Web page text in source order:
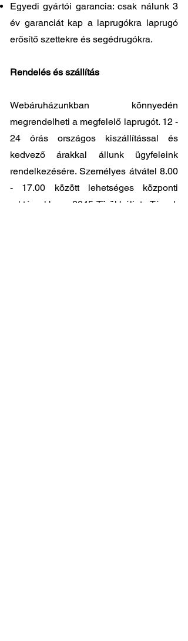
Egyedi gyártói garancia: csak nálunk 3
év garanciát kap a laprugókra laprugó
erősítő szettekre és segédrugókra.
Rendelés és szállítás
Webáruházunkban könnyedén
megrendelheti a megfelelő laprugót. 12 -
24 órás országos kiszállítással és
kedvező árakkal állunk ügyfeleink
rendelkezésére. Személyes átvátel 8.00
- 17.00 között lehetséges központi
raktárunkban: 2045-Törökbálint, Tópark